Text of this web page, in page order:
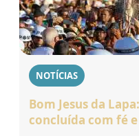
NOTÍCIAS
Bom Jesus da
concluída com fé